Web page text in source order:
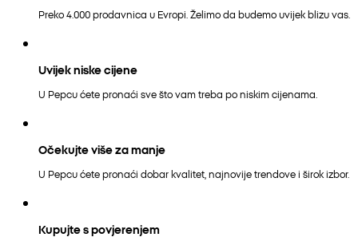
Preko 4.000 prodavnica u Evropi. Želimo da budemo uvijek blizu vas.
Uvijek niske cijene
U Pepcu ćete pronaći sve što vam treba po niskim cijenama.
Očekujte više za manje
U Pepcu ćete pronaći dobar kvalitet, najnovije trendove i širok izbor.
Kupujte s povjerenjem